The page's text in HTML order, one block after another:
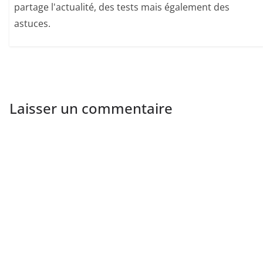
partage l'actualité, des tests mais également des
astuces.
Laisser un commentaire